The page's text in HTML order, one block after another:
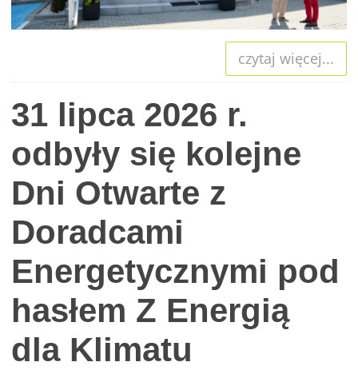
czytaj więcej...
31 lipca 2026 r.
odbyły się kolejne
Dni Otwarte z
Doradcami
Energetycznymi pod
hasłem Z Energią
dla Klimatu